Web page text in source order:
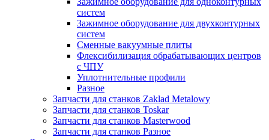
систем
Зажимное оборудование для двухконтурных
систем
Сменные вакуумные плиты
Флексибилизация обрабатывающих центров
с ЧПУ
Уплотнительные профили
Разное
Запчасти для станков Zaklad Metalowy
Запчасти для станков Toskar
Запчасти для станков Masterwood
Запчасти для станков Разное